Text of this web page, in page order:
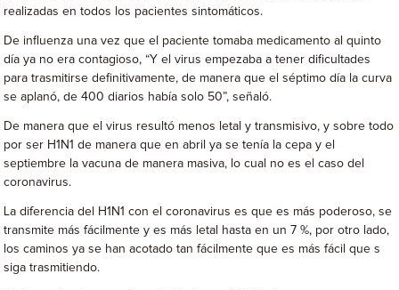
realizadas en todos los pacientes sintomáticos.
De influenza una vez que el paciente tomaba medicamento al quinto
día ya no era contagioso, “Y el virus empezaba a tener dificultades
para trasmitirse definitivamente, de manera que el séptimo día la curva
se aplanó, de 400 diarios había solo 50”, señaló.
De manera que el virus resultó menos letal y transmisivo, y sobre todo
por ser H1N1 de manera que en abril ya se tenía la cepa y el
septiembre la vacuna de manera masiva, lo cual no es el caso del
coronavirus.
La diferencia del H1N1 con el coronavirus es que es más poderoso, se
transmite más fácilmente y es más letal hasta en un 7 %, por otro lado,
los caminos ya se han acotado tan fácilmente que es más fácil que s
siga trasmitiendo.